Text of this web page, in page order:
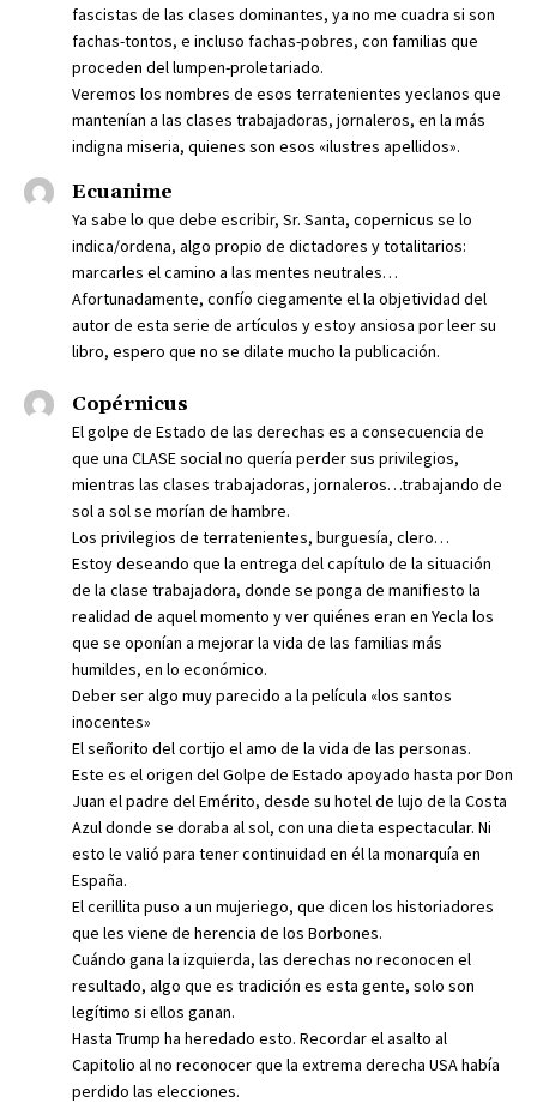
fascistas de las clases dominantes, ya no me cuadra si son
fachas-tontos, e incluso fachas-pobres, con familias que
proceden del lumpen-proletariado.
Veremos los nombres de esos terratenientes yeclanos que
mantenían a las clases trabajadoras, jornaleros, en la más
indigna miseria, quienes son esos «ilustres apellidos».
Ecuanime
Ya sabe lo que debe escribir, Sr. Santa, copernicus se lo
indica/ordena, algo propio de dictadores y totalitarios:
marcarles el camino a las mentes neutrales…
Afortunadamente, confío ciegamente el la objetividad del
autor de esta serie de artículos y estoy ansiosa por leer su
libro, espero que no se dilate mucho la publicación.
Copérnicus
El golpe de Estado de las derechas es a consecuencia de
que una CLASE social no quería perder sus privilegios,
mientras las clases trabajadoras, jornaleros…trabajando de
sol a sol se morían de hambre.
Los privilegios de terratenientes, burguesía, clero…
Estoy deseando que la entrega del capítulo de la situación
de la clase trabajadora, donde se ponga de manifiesto la
realidad de aquel momento y ver quiénes eran en Yecla los
que se oponían a mejorar la vida de las familias más
humildes, en lo económico.
Deber ser algo muy parecido a la película «los santos
inocentes»
El señorito del cortijo el amo de la vida de las personas.
Este es el origen del Golpe de Estado apoyado hasta por Don
Juan el padre del Emérito, desde su hotel de lujo de la Costa
Azul donde se doraba al sol, con una dieta espectacular. Ni
esto le valió para tener continuidad en él la monarquía en
España.
El cerillita puso a un mujeriego, que dicen los historiadores
que les viene de herencia de los Borbones.
Cuándo gana la izquierda, las derechas no reconocen el
resultado, algo que es tradición es esta gente, solo son
legítimo si ellos ganan.
Hasta Trump ha heredado esto. Recordar el asalto al
Capitolio al no reconocer que la extrema derecha USA había
perdido las elecciones.